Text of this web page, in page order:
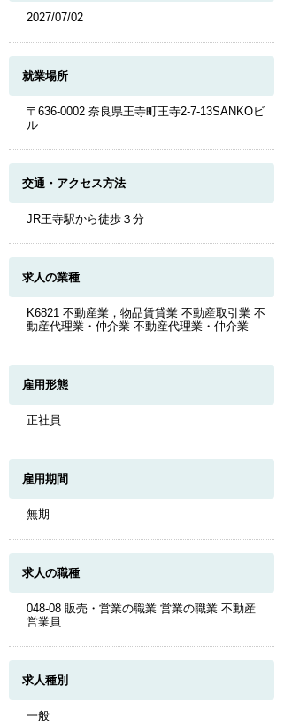
2027/07/02
就業場所
〒636-0002 奈良県王寺町王寺2-7-13SANKOビ
ル
交通・アクセス方法
JR王寺駅から徒歩３分
求人の業種
K6821 不動産業，物品賃貸業 不動産取引業 不
動産代理業・仲介業 不動産代理業・仲介業
雇用形態
正社員
雇用期間
無期
求人の職種
048-08 販売・営業の職業 営業の職業 不動産
営業員
求人種別
一般